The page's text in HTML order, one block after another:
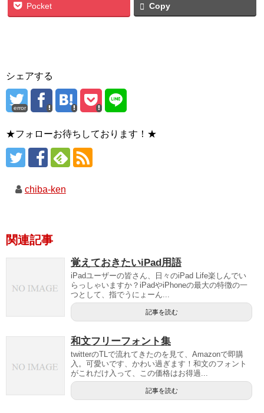
Pocket Copy
シェアする
error
★フォローお待ちしております！★
chiba-ken
関連記事
覚えておきたいiPad用語
iPadユーザーの皆さん、日々のiPad Life楽しんでい
らっしゃいますか？iPadやiPhoneの最大の特徴の一
つとして、指でうにょーん...
記事を読む
和文フリーフォント集
twitterのTLで流れてきたのを見て、Amazonで即購
入。可愛いです、かわい過ぎます！和文のフォント
がこれだけ入って、この価格はお得過...
記事を読む